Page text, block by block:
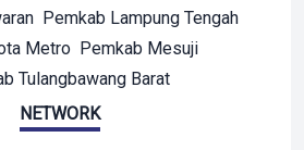
Pemkab Lampung Tengah
Metro Pemkab Mesuji
Tulangbawang Barat
NETWORK